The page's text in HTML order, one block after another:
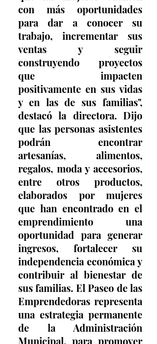
con más oportunidades
para dar a conocer su
trabajo, incrementar sus
ventas y seguir
construyendo proyectos
que impacten
positivamente en sus vidas
y en las de sus familias",
destacó la directora. Dijo
que las personas asistentes
podrán encontrar
artesanías, alimentos,
regalos, moda y accesorios,
entre otros productos,
elaborados por mujeres
que han encontrado en el
emprendimiento una
oportunidad para generar
ingresos, fortalecer su
independencia económica y
contribuir al bienestar de
sus familias. El Paseo de las
Emprendedoras representa
una estrategia permanente
de la Administración
Municipal, para promover